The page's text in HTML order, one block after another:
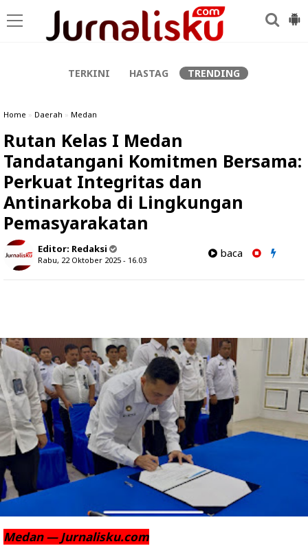
TERKINI HASTAG TRENDING
Home » Daerah » Medan
Rutan Kelas I Medan
Tandatangani Komitmen Bersama:
Perkuat Integritas dan
Antinarkoba di Lingkungan
Pemasyarakatan
Editor: Redaksi
Rabu, 22 Oktober 2025 - 16.03
baca
Medan — Jurnalisku.com